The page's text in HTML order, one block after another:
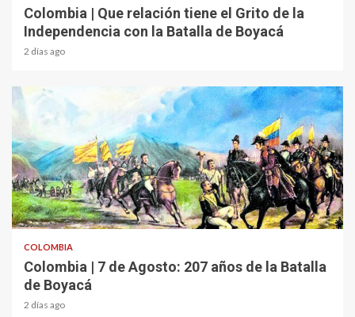
Colombia | Que relación tiene el Grito de la
Independencia con la Batalla de Boyacá
2 días ago
2 min read
COLOMBIA
Colombia | 7 de Agosto: 207 años de la Batalla
de Boyacá
2 días ago